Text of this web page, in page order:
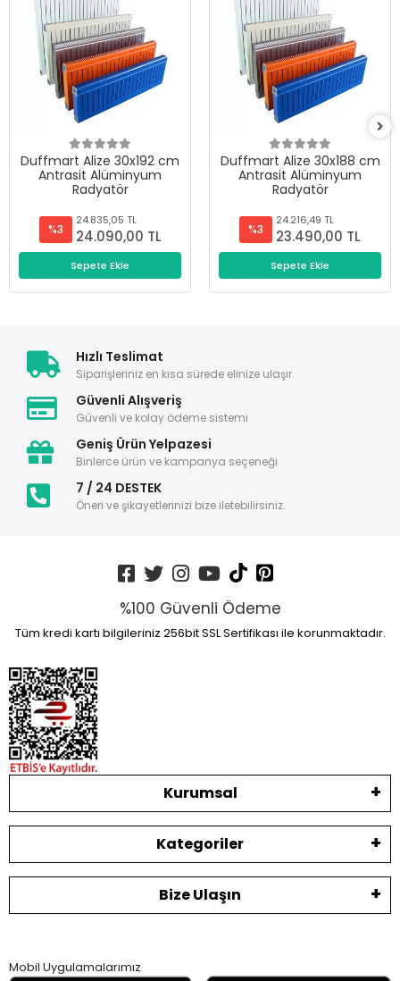
Duffmart Alize 30x192 cm
Antrasit Alüminyum
Radyatör
%3
24.835,05 TL
24.090,00 TL
Sepete Ekle
Duffmart Alize 30x188 cm
Antrasit Alüminyum
Radyatör
%3
24.216,49 TL
23.490,00 TL
Sepete Ekle
Hızlı Teslimat
Siparişleriniz en kısa sürede elinize ulaşır.
Güvenli Alışveriş
Güvenli ve kolay ödeme sistemi
Geniş Ürün Yelpazesi
Binlerce ürün ve kampanya seçeneği
7 / 24 DESTEK
Öneri ve şikayetlerinizi bize iletebilirsiniz.
%100 Güvenli Ödeme
Tüm kredi kartı bilgileriniz 256bit SSL Sertifikası ile korunmaktadır.
Kurumsal
Kategoriler
Bize Ulaşın
Mobil Uygulamalarımız